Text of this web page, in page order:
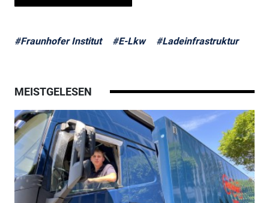
#Fraunhofer Institut #E-Lkw #Ladeinfrastruktur
MEISTGELESEN